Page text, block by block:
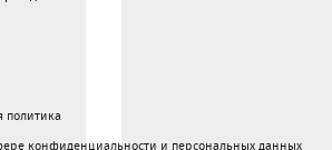
политика
конфиденциальности и персональных данных